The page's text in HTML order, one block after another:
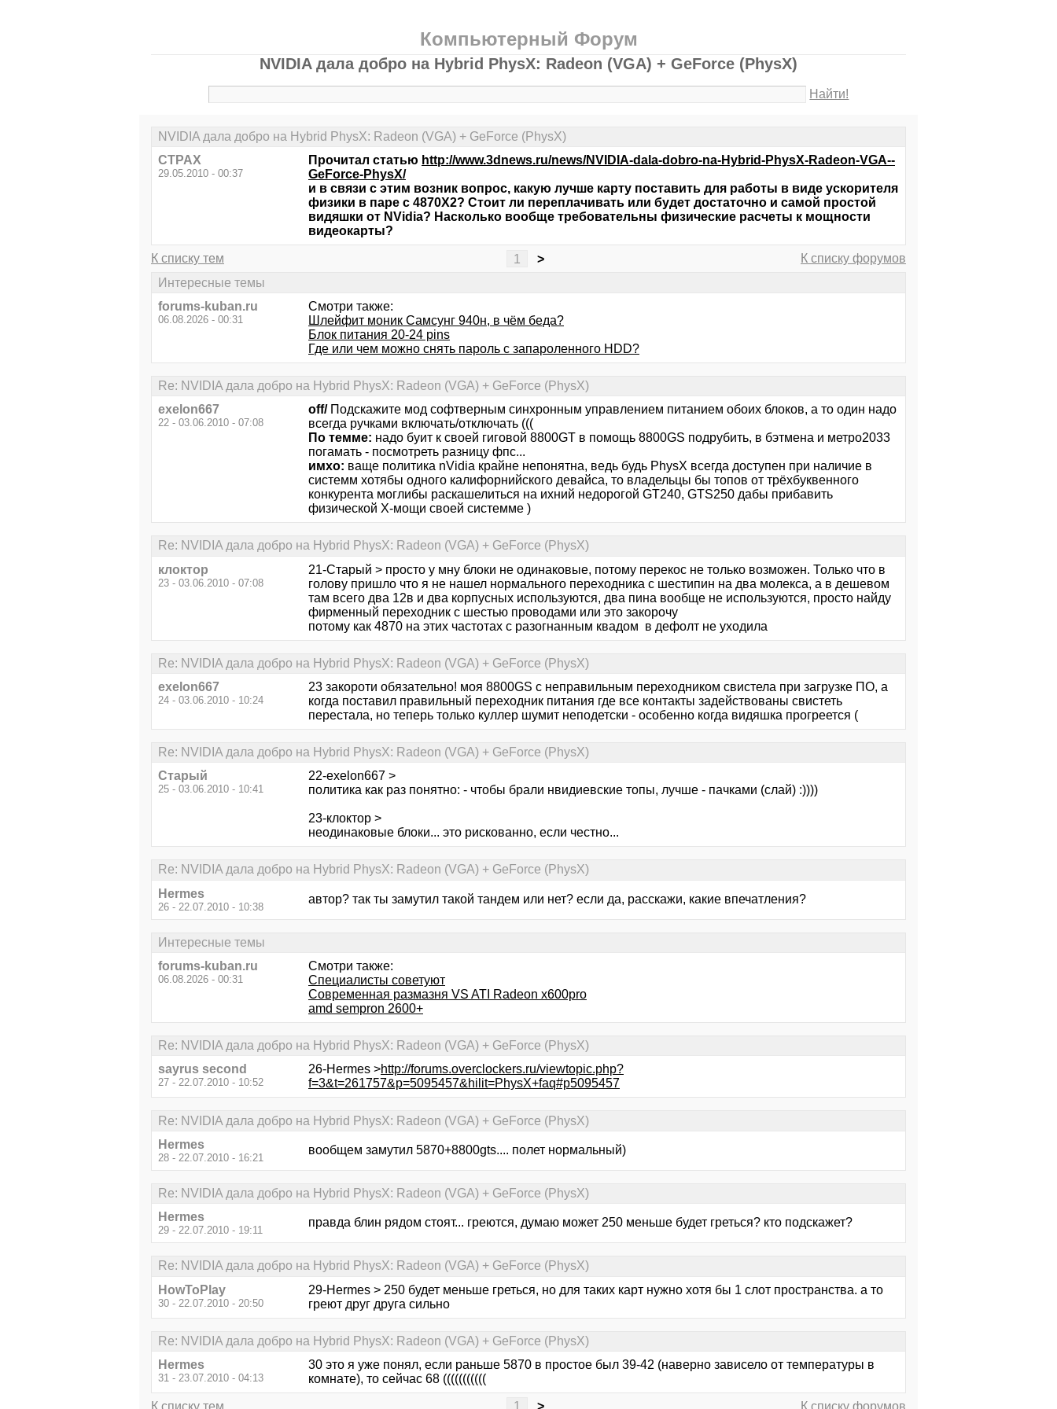
Компьютерный Форум
NVIDIA дала добро на Hybrid PhysX: Radeon (VGA) + GeForce (PhysX)
Найти!
NVIDIA дала добро на Hybrid PhysX: Radeon (VGA) + GeForce (PhysX)
CTPAX
29.05.2010 - 00:37
Прочитал статью http://www.3dnews.ru/news/NVIDIA-dala-dobro-na-Hybrid-PhysX-Radeon-VGA--
GeForce-PhysX/
и в связи с этим возник вопрос, какую лучше карту поставить для работы в виде ускорителя
физики в паре с 4870X2? Стоит ли переплачивать или будет достаточно и самой простой
видяшки от NVidia? Насколько вообще требовательны физические расчеты к мощности
видеокарты?
К списку тем 1 >
К списку форумов
Интересные темы
forums-kuban.ru
06.08.2026 - 00:31
Смотри также:
Шлейфит моник Самсунг 940н, в чём беда?
Блок питания 20-24 pins
Где или чем можно снять пароль с запароленного HDD?
Re: NVIDIA дала добро на Hybrid PhysX: Radeon (VGA) + GeForce (PhysX)
exelon667
22 - 03.06.2010 - 07:08
off/ Подскажите мод софтверным синхронным управлением питанием обоих блоков, а то один надо
всегда ручками включать/отключать (((
По темме: надо буит к своей гиговой 8800GT в помощь 8800GS подрубить, в бэтмена и метро2033
погамать - посмотреть разницу фпс...
имхо: ваще политика nVidia крайне непонятна, ведь будь PhysX всегда доступен при наличие в
системм хотябы одного калифорнийского девайса, то владельцы бы топов от трёхбуквенного
конкурента моглибы раскашелиться на ихний недорогой GT240, GTS250 дабы прибавить
физической Х-мощи своей системме )
Re: NVIDIA дала добро на Hybrid PhysX: Radeon (VGA) + GeForce (PhysX)
клоктор
23 - 03.06.2010 - 07:08
21-Старый > просто у мну блоки не одинаковые, потому перекос не только возможен. Только что в
голову пришло что я не нашел нормального переходника с шестипин на два молекса, а в дешевом
там всего два 12в и два корпусных используются, два пина вообще не используются, просто найду
фирменный переходник с шестью проводами или это закорочу
потому как 4870 на этих частотах с разогнанным квадом в дефолт не уходила
Re: NVIDIA дала добро на Hybrid PhysX: Radeon (VGA) + GeForce (PhysX)
exelon667
24 - 03.06.2010 - 10:24
23 закороти обязательно! моя 8800GS c неправильным переходником свистела при загрузке ПО, а
когда поставил правильный переходник питания где все контакты задействованы свистеть
перестала, но теперь только куллер шумит неподетски - особенно когда видяшка прогреется (
Re: NVIDIA дала добро на Hybrid PhysX: Radeon (VGA) + GeForce (PhysX)
Старый
25 - 03.06.2010 - 10:41
22-exelon667 >
политика как раз понятно: - чтобы брали нвидиевские топы, лучше - пачками (слай) :))))
23-клоктор >
неодинаковые блоки... это рискованно, если честно...
Re: NVIDIA дала добро на Hybrid PhysX: Radeon (VGA) + GeForce (PhysX)
Hermes
26 - 22.07.2010 - 10:38
автор? так ты замутил такой тандем или нет? если да, расскажи, какие впечатления?
Интересные темы
forums-kuban.ru
06.08.2026 - 00:31
Смотри также:
Специалисты советуют
Современная размазня VS ATI Radeon x600pro
amd sempron 2600+
Re: NVIDIA дала добро на Hybrid PhysX: Radeon (VGA) + GeForce (PhysX)
sayrus second
27 - 22.07.2010 - 10:52
26-Hermes >http://forums.overclockers.ru/viewtopic.php?
f=3&t=261757&p=5095457&hilit=PhysX+faq#p5095457
Re: NVIDIA дала добро на Hybrid PhysX: Radeon (VGA) + GeForce (PhysX)
Hermes
28 - 22.07.2010 - 16:21
вообщем замутил 5870+8800gts.... полет нормальный)
Re: NVIDIA дала добро на Hybrid PhysX: Radeon (VGA) + GeForce (PhysX)
Hermes
29 - 22.07.2010 - 19:11
правда блин рядом стоят... греются, думаю может 250 меньше будет греться? кто подскажет?
Re: NVIDIA дала добро на Hybrid PhysX: Radeon (VGA) + GeForce (PhysX)
HowToPlay
30 - 22.07.2010 - 20:50
29-Hermes > 250 будет меньше греться, но для таких карт нужно хотя бы 1 слот пространства. а то
греют друг друга сильно
Re: NVIDIA дала добро на Hybrid PhysX: Radeon (VGA) + GeForce (PhysX)
Hermes
31 - 23.07.2010 - 04:13
30 это я уже понял, если раньше 5870 в простое был 39-42 (наверно зависело от температуры в
комнате), то сейчас 68 (((((((((((
К списку тем 1 > К списку форумов